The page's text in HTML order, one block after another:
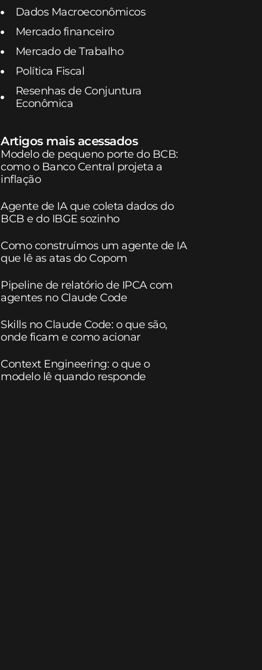
Dados Macroeconômicos
Mercado financeiro
Mercado de Trabalho
Política Fiscal
Resenhas de Conjuntura
Econômica
Artigos mais acessados
Modelo de pequeno porte do BCB:
como o Banco Central projeta a
inflação
Agente de IA que coleta dados do
BCB e do IBGE sozinho
Como construímos um agente de IA
que lê as atas do Copom
Pipeline de relatório de IPCA com
agentes no Claude Code
Skills no Claude Code: o que são,
onde ficam e como acionar
Context Engineering: o que o
modelo lê quando responde